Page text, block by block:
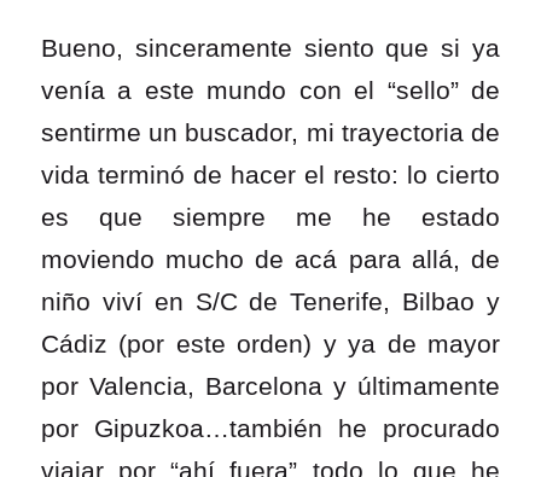
Bueno, sinceramente siento que si ya
venía a este mundo con el “sello” de
sentirme un buscador, mi trayectoria de
vida terminó de hacer el resto: lo cierto
es que siempre me he estado
moviendo mucho de acá para allá, de
niño viví en S/C de Tenerife, Bilbao y
Cádiz (por este orden) y ya de mayor
por Valencia, Barcelona y últimamente
por Gipuzkoa…también he procurado
viajar por “ahí fuera” todo lo que he